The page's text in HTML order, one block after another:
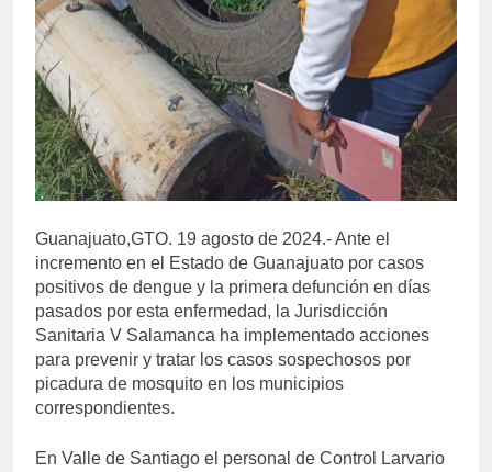
Guanajuato,GTO. 19 agosto de 2024.- Ante el
incremento en el Estado de Guanajuato por casos
positivos de dengue y la primera defunción en días
pasados por esta enfermedad, la Jurisdicción
Sanitaria V Salamanca ha implementado acciones
para prevenir y tratar los casos sospechosos por
picadura de mosquito en los municipios
correspondientes.
En Valle de Santiago el personal de Control Larvario